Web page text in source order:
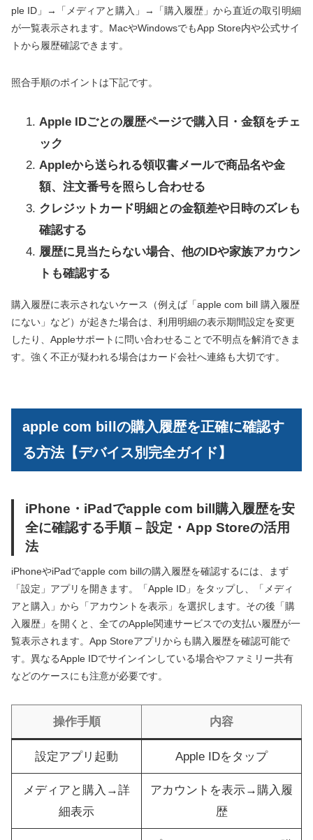
ple ID」→「メディアと購入」→「購入履歴」から直近の取引明細
が一覧表示されます。MacやWindowsでもApp Store内や公式サイ
トから履歴確認できます。
照合手順のポイントは下記です。
Apple IDごとの履歴ページで購入日・金額をチェ
ック
Appleから送られる領収書メールで商品名や金
額、注文番号を照らし合わせる
クレジットカード明細との金額差や日時のズレも
確認する
履歴に見当たらない場合、他のIDや家族アカウン
トも確認する
購入履歴に表示されないケース（例えば「apple com bill 購入履歴
にない」など）が起きた場合は、利用明細の表示期間設定を変更
したり、Appleサポートに問い合わせることで不明点を解消できま
す。強く不正が疑われる場合はカード会社へ連絡も大切です。
apple com billの購入履歴を正確に確認す
る方法【デバイス別完全ガイド】
iPhone・iPadでapple com bill購入履歴を安
全に確認する手順 – 設定・App Storeの活用
法
iPhoneやiPadでapple com billの購入履歴を確認するには、まず
「設定」アプリを開きます。「Apple ID」をタップし、「メディ
アと購入」から「アカウントを表示」を選択します。その後「購
入履歴」を開くと、全てのApple関連サービスでの支払い履歴が一
覧表示されます。App Storeアプリからも購入履歴を確認可能で
す。異なるApple IDでサインインしている場合やファミリー共有
などのケースにも注意が必要です。
操作手順 内容
設定アプリ起動 Apple IDをタップ
メディアと購入→詳
細表示
アカウントを表示→購入履
歴